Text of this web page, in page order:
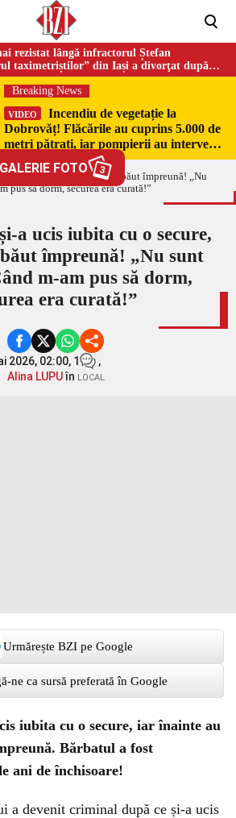
rezistat lângă infractorul Ștefan
taximetriștilor” din Iași a divorţat după
Breaking News
VIDEO
Incendiu de vegetație la
Dobrovăț! Flăcările au cuprins 5.000 de
metri pătrați, iar pompierii au intervenit
GALERIE FOTO 3
a ucis iubita cu o secure,
împreună! „Nu sunt
m-am pus să dorm,
era curată!”
2026, 02:00, 1
,
Alina LUPUîn LOCAL
Urmărește BZI pe Google
ne ca sursă preferată în Google
iubita cu o secure, iar înainte au
Bărbatul a fost
ani de închisoare!
a devenit criminal după ce și-a ucis